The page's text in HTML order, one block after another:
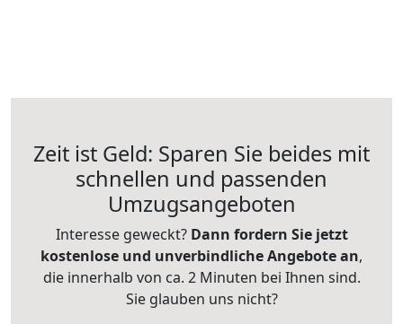
Zeit ist Geld: Sparen Sie beides mit
schnellen und passenden
Umzugsangeboten
Interesse geweckt? Dann fordern Sie jetzt
kostenlose und unverbindliche Angebote an,
die innerhalb von ca. 2 Minuten bei Ihnen sind.
Sie glauben uns nicht?